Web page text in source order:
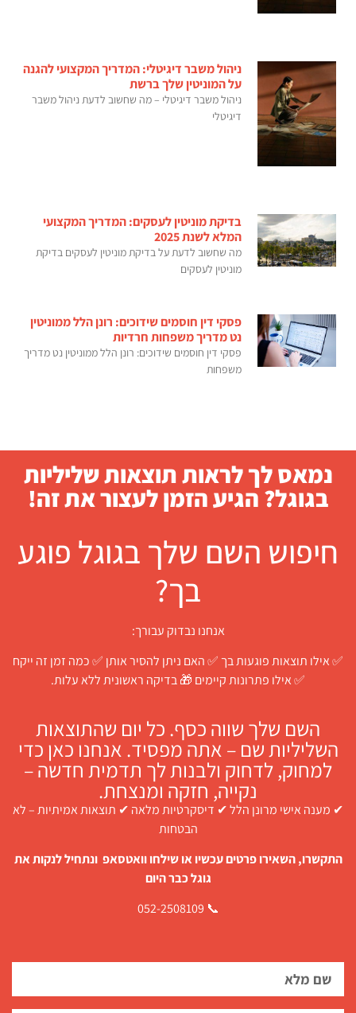
ניהול משבר דיגיטלי: המדריך המקצועי להגנה
על המוניטין שלך ברשת
ניהול משבר דיגיטלי – מה שחשוב לדעת ניהול משבר
דיגיטלי
בדיקת מוניטין לעסקים: המדריך המקצועי
המלא לשנת 2025
מה שחשוב לדעת על בדיקת מוניטין לעסקים בדיקת
מוניטין לעסקים
פסקי דין חוסמים שידוכים: רונן הלל ממוניטין
נט מדריך משפחות חרדיות
פסקי דין חוסמים שידוכים: רונן הלל ממוניטין נט מדריך
משפחות
נמאס לך לראות תוצאות שליליות
בגוגל? הגיע הזמן לעצור את זה!
חיפוש השם שלך בגוגל פוגע
בך?
אנחנו נבדוק עבורך:
✅ אילו תוצאות פוגעות בך ✅ האם ניתן להסיר אותן ✅ כמה זמן זה ייקח
✅ אילו פתרונות קיימים 🎁 בדיקה ראשונית ללא עלות.
השם שלך שווה כסף. כל יום שהתוצאות
השליליות שם – אתה מפסיד. אנחנו כאן כדי
למחוק, לדחוק ולבנות לך תדמית חדשה –
נקייה, חזקה ומנצחת.
✔ מענה אישי מרונן הלל ✔ דיסקרטיות מלאה ✔ תוצאות אמיתיות – לא
הבטחות
התקשרו, השאירו פרטים עכשיו או שילחו וואטסאפ ונתחיל לנקות את
גוגל כבר היום
📞 052-2508109